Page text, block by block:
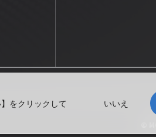
をクリックして いいえ